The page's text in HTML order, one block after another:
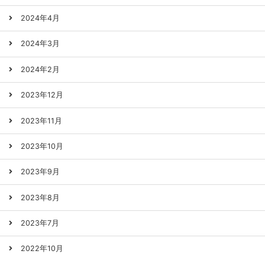
2024年4月
2024年3月
2024年2月
2023年12月
2023年11月
2023年10月
2023年9月
2023年8月
2023年7月
2022年10月